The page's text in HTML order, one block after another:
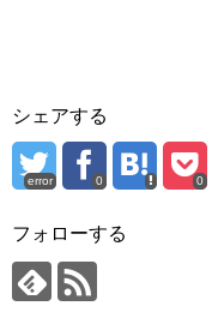
シェアする
error 0 0
フォローする